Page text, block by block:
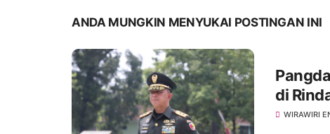
ANDA MUNGKIN MENYUKAI POSTINGAN INI
di
WIRAWIRI